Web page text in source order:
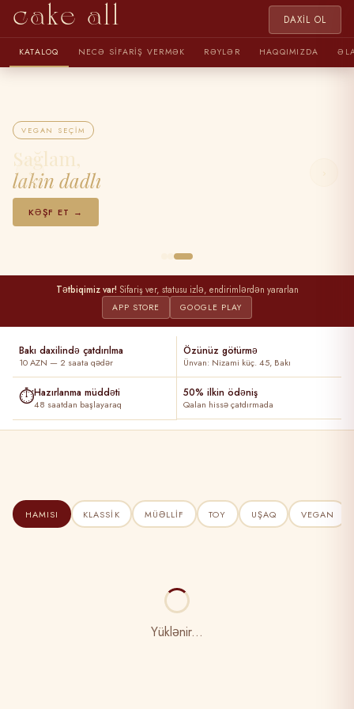
cake all DAXIL OL
KATALOQ NECƏ SIFARIŞ VERMƏK RƏYLƏR HAQQIMIZDA
VEGAN SEÇIM
Sağlam,
lakin dadlı
KƏŞF ET →
‹ ›
Tətbiqimiz var! Sifariş ver, statusu izlə, endirimlərdən yararlan
APP STORE GOOGLE PLAY
Bakı daxilində çatdırılma
10 AZN — 2 saata qədər
Özünüz götürmə
Ünvan: Nizami küç. 45, Bakı
⏱Hazırlanma müddəti
48 saatdan başlayaraq
50% ilkin ödəniş
Qalan hissə çatdırmada
HAMISI KLASSIK MÜƏLLIF TOY UŞAQ VEGAN
Yüklənir...